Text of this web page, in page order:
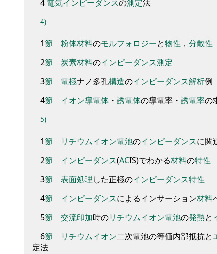
4 電気インピーダンスの測定法
4)
1節 粉体材料のモルフォロジーと物性 ， 分散性
2節 炭素材料のインピーダンス測定
3節 電極ナノ多孔構造のインピーダンス解析例
4節 イオン導電体 ・ 誘電体の導電率 ・ 誘電率の
5)
1節 リチウムイオン電池のインピーダンスに関
2節 インピーダンス(ACIS)でわかる材料の特性
3節 表面処理した正極のインピーダンス特性
4節 インピーダンスによるインサーション材料
5節 交流印加時のリチウムイオン電池の発熱と
6節 リチウムイオン二次電池の等価内部抵抗と
定法